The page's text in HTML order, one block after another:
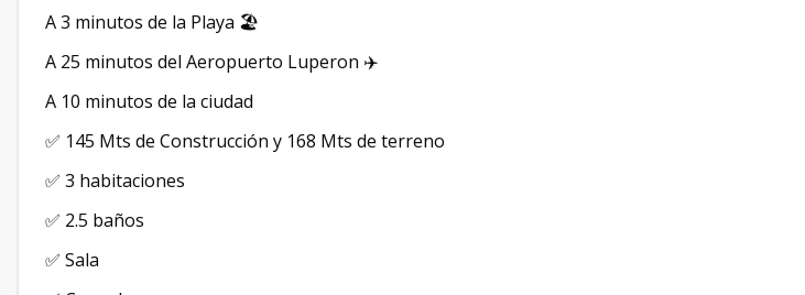
A 3 minutos de la Playa 🏖️
A 25 minutos del Aeropuerto Luperon ✈️
A 10 minutos de la ciudad
✅ 145 Mts de Construcción y 168 Mts de terreno
✅ 3 habitaciones
✅ 2.5 baños
✅ Sala